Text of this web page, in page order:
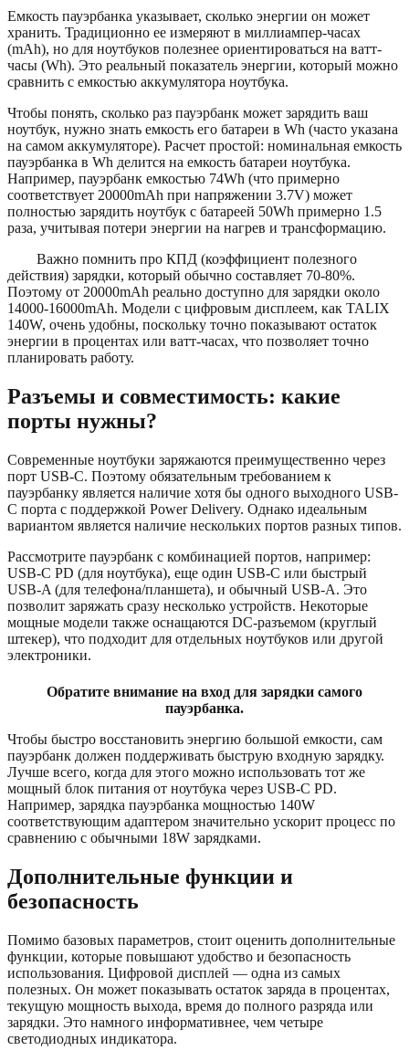
Емкость пауэрбанка указывает, сколько энергии он может
хранить. Традиционно ее измеряют в миллиампер-часах
(mAh), но для ноутбуков полезнее ориентироваться на ватт-
часы (Wh). Это реальный показатель энергии, который можно
сравнить с емкостью аккумулятора ноутбука.
Чтобы понять, сколько раз пауэрбанк может зарядить ваш
ноутбук, нужно знать емкость его батареи в Wh (часто указана
на самом аккумуляторе). Расчет простой: номинальная емкость
пауэрбанка в Wh делится на емкость батареи ноутбука.
Например, пауэрбанк емкостью 74Wh (что примерно
соответствует 20000mAh при напряжении 3.7V) может
полностью зарядить ноутбук с батареей 50Wh примерно 1.5
раза, учитывая потери энергии на нагрев и трансформацию.
Важно помнить про КПД (коэффициент полезного
действия) зарядки, который обычно составляет 70-80%.
Поэтому от 20000mAh реально доступно для зарядки около
14000-16000mAh. Модели с цифровым дисплеем, как TALIX
140W, очень удобны, поскольку точно показывают остаток
энергии в процентах или ватт-часах, что позволяет точно
планировать работу.
Разъемы и совместимость: какие
порты нужны?
Современные ноутбуки заряжаются преимущественно через
порт USB-C. Поэтому обязательным требованием к
пауэрбанку является наличие хотя бы одного выходного USB-
C порта с поддержкой Power Delivery. Однако идеальным
вариантом является наличие нескольких портов разных типов.
Рассмотрите пауэрбанк с комбинацией портов, например:
USB-C PD (для ноутбука), еще один USB-C или быстрый
USB-A (для телефона/планшета), и обычный USB-A. Это
позволит заряжать сразу несколько устройств. Некоторые
мощные модели также оснащаются DC-разъемом (круглый
штекер), что подходит для отдельных ноутбуков или другой
электроники.
Обратите внимание на вход для зарядки самого
пауэрбанка.
Чтобы быстро восстановить энергию большой емкости, сам
пауэрбанк должен поддерживать быструю входную зарядку.
Лучше всего, когда для этого можно использовать тот же
мощный блок питания от ноутбука через USB-C PD.
Например, зарядка пауэрбанка мощностью 140W
соответствующим адаптером значительно ускорит процесс по
сравнению с обычными 18W зарядками.
Дополнительные функции и
безопасность
Помимо базовых параметров, стоит оценить дополнительные
функции, которые повышают удобство и безопасность
использования. Цифровой дисплей — одна из самых
полезных. Он может показывать остаток заряда в процентах,
текущую мощность выхода, время до полного разряда или
зарядки. Это намного информативнее, чем четыре
светодиодных индикатора.